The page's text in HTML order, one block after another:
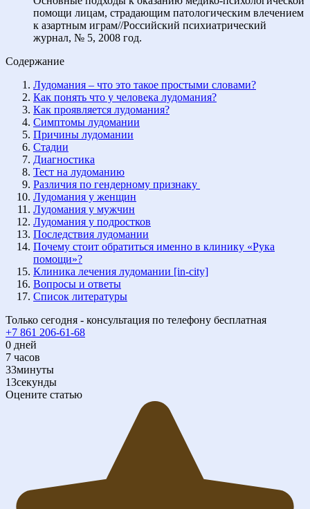
помощи лицам, страдающим патологическим влечением
к азартным играм//Российский психиатрический
журнал, № 5, 2008 год.
Содержание
Лудомания – что это такое простыми словами?
Как понять что у человека лудомания?
Как проявляется лудомания?
Симптомы лудомании
Причины лудомании
Стадии
Диагностика
Тест на лудоманию
Различия по гендерному признаку
Лудомания у женщин
Лудомания у мужчин
Лудомания у подростков
Последствия лудомании
Почему стоит обратиться именно в клинику «Рука
помощи»?
Клиника лечения лудомании [in-city]
Вопросы и ответы
Список литературы
Только сегодня - консультация по телефону бесплатная
+7 861 206-61-68
0 дней
7 часов
33минуты
12секунды
Оцените статью